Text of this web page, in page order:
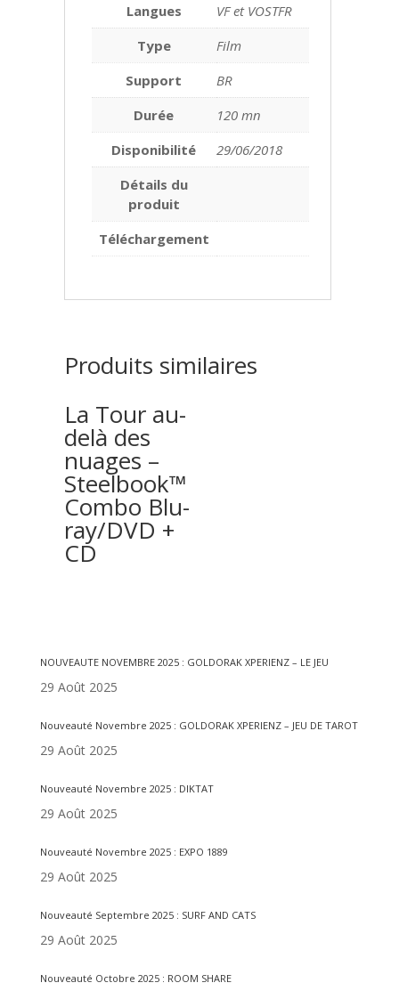
Langues
VF et VOSTFR
Type
Film
Support
BR
Durée
120 mn
Disponibilité
29/06/2018
Détails du
produit
Téléchargement
Produits similaires
La Tour au-
delà des
nuages –
Steelbook™
Combo Blu-
ray/DVD +
CD
NOUVEAUTE NOVEMBRE 2025 : GOLDORAK XPERIENZ – LE JEU
29 Août 2025
Nouveauté Novembre 2025 : GOLDORAK XPERIENZ – JEU DE TAROT
29 Août 2025
Nouveauté Novembre 2025 : DIKTAT
29 Août 2025
Nouveauté Novembre 2025 : EXPO 1889
29 Août 2025
Nouveauté Septembre 2025 : SURF AND CATS
29 Août 2025
Nouveauté Octobre 2025 : ROOM SHARE